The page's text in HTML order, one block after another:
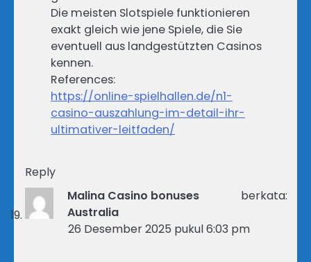
Die meisten Slotspiele funktionieren
exakt gleich wie jene Spiele, die Sie
eventuell aus landgestützten Casinos
kennen.
References:
https://online-spielhallen.de/n1-
casino-auszahlung-im-detail-ihr-
ultimativer-leitfaden/
Reply
Malina Casino bonuses
Australia
berkata:
26 Desember 2025 pukul 6:03 pm